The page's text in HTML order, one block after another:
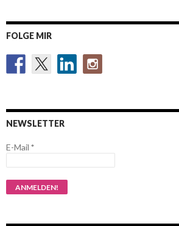
FOLGE MIR
NEWSLETTER
E-Mail *